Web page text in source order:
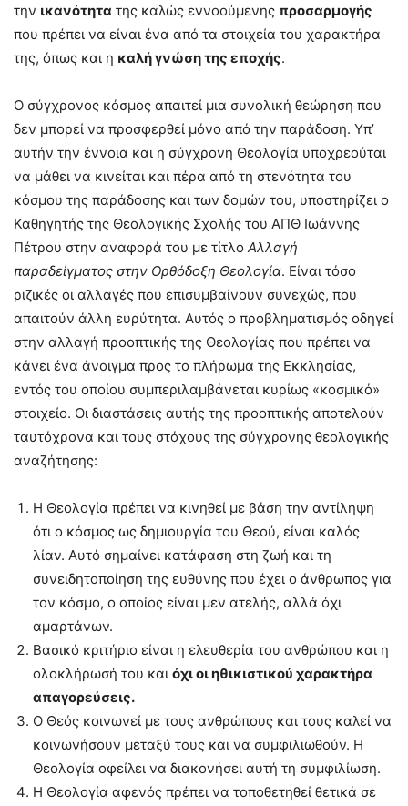
την ικανότητα της καλώς εννοούμενης προσαρμογής
που πρέπει να είναι ένα από τα στοιχεία του χαρακτήρα
της, όπως και η καλή γνώση της εποχής.
Ο σύγχρονος κόσμος απαιτεί μια συνολική θεώρηση που
δεν μπορεί να προσφερθεί μόνο από την παράδοση. Υπ’
αυτήν την έννοια και η σύγχρονη Θεολογία υποχρεούται
να μάθει να κινείται και πέρα από τη στενότητα του
κόσμου της παράδοσης και των δομών του, υποστηρίζει ο
Καθηγητής της Θεολογικής Σχολής του ΑΠΘ Ιωάννης
Πέτρου στην αναφορά του με τίτλο Αλλαγή
παραδείγματος στην Ορθόδοξη Θεολογία. Είναι τόσο
ριζικές οι αλλαγές που επισυμβαίνουν συνεχώς, που
απαιτούν άλλη ευρύτητα. Αυτός ο προβληματισμός οδηγεί
στην αλλαγή προοπτικής της Θεολογίας που πρέπει να
κάνει ένα άνοιγμα προς το πλήρωμα της Εκκλησίας,
εντός του οποίου συμπεριλαμβάνεται κυρίως «κοσμικό»
στοιχείο. Οι διαστάσεις αυτής της προοπτικής αποτελούν
ταυτόχρονα και τους στόχους της σύγχρονης θεολογικής
αναζήτησης:
Η Θεολογία πρέπει να κινηθεί με βάση την αντίληψη
ότι ο κόσμος ως δημιουργία του Θεού, είναι καλός
λίαν. Αυτό σημαίνει κατάφαση στη ζωή και τη
συνειδητοποίηση της ευθύνης που έχει ο άνθρωπος για
τον κόσμο, ο οποίος είναι μεν ατελής, αλλά όχι
αμαρτάνων.
Βασικό κριτήριο είναι η ελευθερία του ανθρώπου και η
ολοκλήρωσή του και όχι οι ηθικιστικού χαρακτήρα
απαγορεύσεις.
Ο Θεός κοινωνεί με τους ανθρώπους και τους καλεί να
κοινωνήσουν μεταξύ τους και να συμφιλιωθούν. Η
Θεολογία οφείλει να διακονήσει αυτή τη συμφιλίωση.
Η Θεολογία αφενός πρέπει να τοποθετηθεί θετικά σε